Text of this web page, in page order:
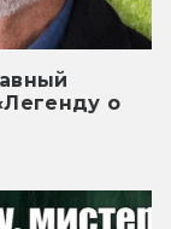
о